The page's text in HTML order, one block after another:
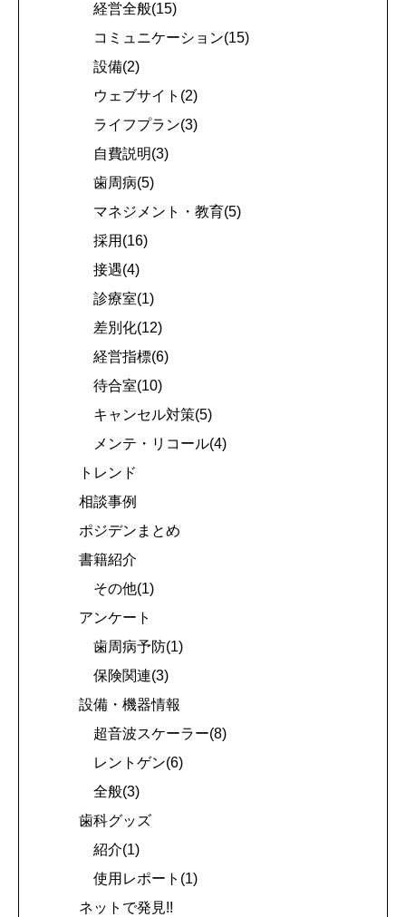
経営全般(15)
コミュニケーション(15)
設備(2)
ウェブサイト(2)
ライフプラン(3)
自費説明(3)
歯周病(5)
マネジメント・教育(5)
採用(16)
接遇(4)
診療室(1)
差別化(12)
経営指標(6)
待合室(10)
キャンセル対策(5)
メンテ・リコール(4)
トレンド
相談事例
ポジデンまとめ
書籍紹介
その他(1)
アンケート
歯周病予防(1)
保険関連(3)
設備・機器情報
超音波スケーラー(8)
レントゲン(6)
全般(3)
歯科グッズ
紹介(1)
使用レポート(1)
ネットで発見!!